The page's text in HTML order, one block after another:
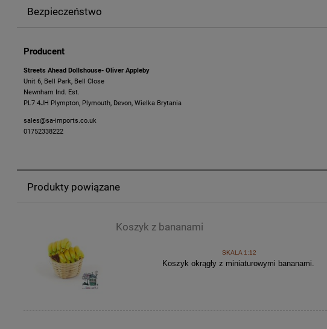
Bezpieczeństwo
Producent
Streets Ahead Dollshouse- Oliver Appleby
Unit 6, Bell Park, Bell Close
Newnham Ind. Est.
PL7 4JH Plympton, Plymouth, Devon, Wielka Brytania
sales@sa-imports.co.uk
01752338222
Produkty powiązane
Koszyk z bananami
SKALA 1:12
Koszyk okrągły z miniaturowymi bananami.